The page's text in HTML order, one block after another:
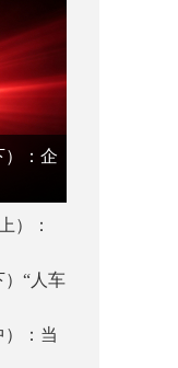
）：企
）：
）“人车
）：当